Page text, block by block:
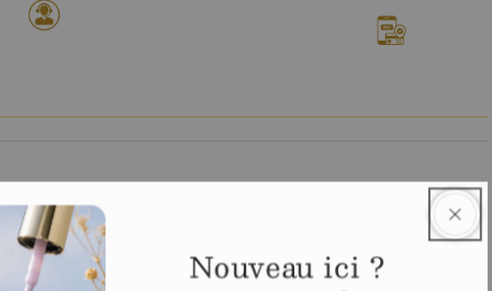
Nouveau ici ?